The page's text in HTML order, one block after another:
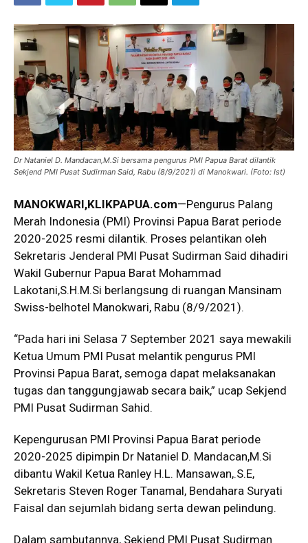
Dr Nataniel D. Mandacan,M.Si bersama pengurus PMI Papua Barat dilantik
Sekjend PMI Pusat Sudirman Said, Rabu (8/9/2021) di Manokwari. (Foto: Ist)
MANOKWARI,KLIKPAPUA.com—Pengurus Palang
Merah Indonesia (PMI) Provinsi Papua Barat periode
2020-2025 resmi dilantik. Proses pelantikan oleh
Sekretaris Jenderal PMI Pusat Sudirman Said dihadiri
Wakil Gubernur Papua Barat Mohammad
Lakotani,S.H.M.Si berlangsung di ruangan Mansinam
Swiss-belhotel Manokwari, Rabu (8/9/2021).
“Pada hari ini Selasa 7 September 2021 saya mewakili
Ketua Umum PMI Pusat melantik pengurus PMI
Provinsi Papua Barat, semoga dapat melaksanakan
tugas dan tanggungjawab secara baik,” ucap Sekjend
PMI Pusat Sudirman Sahid.
Kepengurusan PMI Provinsi Papua Barat periode
2020-2025 dipimpin Dr Nataniel D. Mandacan,M.Si
dibantu Wakil Ketua Ranley H.L. Mansawan,.S.E,
Sekretaris Steven Roger Tanamal, Bendahara Suryati
Faisal dan sejumlah bidang serta dewan pelindung.
Dalam sambutannya, Sekjend PMI Pusat Sudirman